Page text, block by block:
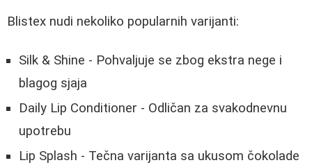
Blistex nudi nekoliko popularnih varijanti:
Silk & Shine - Pohvaljuje se zbog ekstra nege i
blagog sjaja
Daily Lip Conditioner - Odličan za svakodnevnu
upotrebu
Lip Splash - Tečna varijanta sa ukusom čokolade